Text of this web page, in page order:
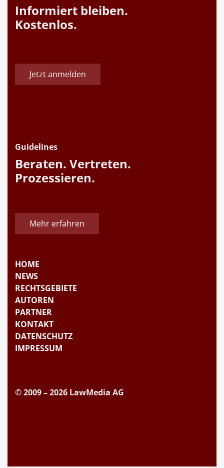
Informiert bleiben.
Kostenlos.
Jetzt anmelden
Guidelines
Beraten. Vertreten.
Prozessieren.
Mehr erfahren
HOME
NEWS
RECHTSGEBIETE
AUTOREN
PARTNER
KONTAKT
DATENSCHUTZ
IMPRESSUM
© 2009 – 2026 LawMedia AG